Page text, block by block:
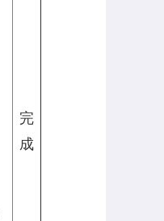
完
成